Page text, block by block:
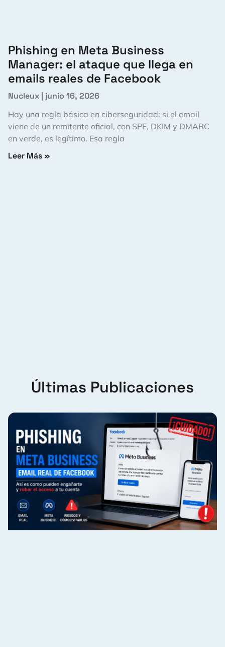
Phishing en Meta Business
Manager: el ataque que llega en
emails reales de Facebook
Nucleux junio 16, 2026
Hay una regla básica en ciberseguridad: si el email
viene de un remitente oficial, con SPF, DKIM y DMARC
en verde, es legítimo. Esa regla
Leer Más »
Últimas Publicaciones